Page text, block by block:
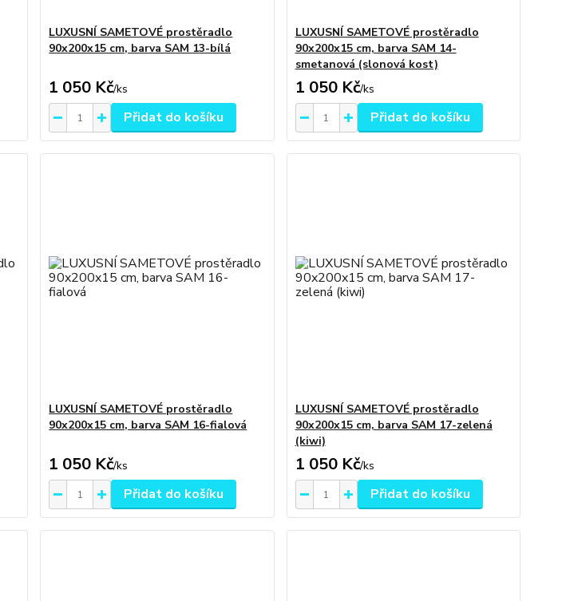
LUXUSNÍ SAMETOVÉ prostěradlo
90x200x15 cm, barva SAM 13-bílá
1 050 Kč/ks
Přidat do košíku
LUXUSNÍ SAMETOVÉ prostěradlo
90x200x15 cm, barva SAM 14-
smetanová (slonová kost)
1 050 Kč/ks
Přidat do košíku
LUXUSNÍ SAMETOVÉ prostěradlo
90x200x15 cm, barva SAM 16-fialová
1 050 Kč/ks
Přidat do košíku
LUXUSNÍ SAMETOVÉ prostěradlo
90x200x15 cm, barva SAM 17-zelená
(kiwi)
1 050 Kč/ks
Přidat do košíku